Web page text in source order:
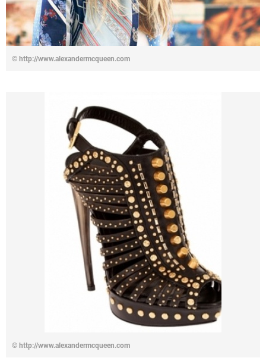
© http://www.alexandermcqueen.com
© http://www.alexandermcqueen.com